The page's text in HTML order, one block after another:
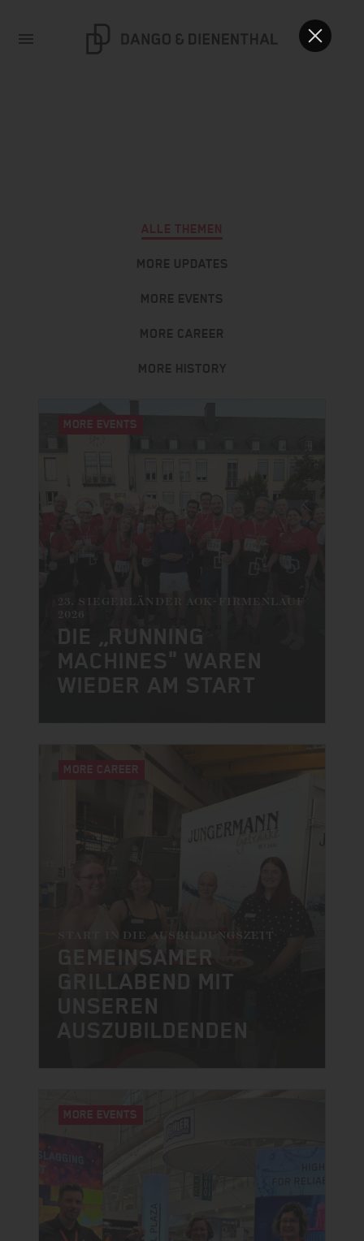
ALLE THEMEN
MORE UPDATES
MORE EVENTS
MORE CAREER
MORE HISTORY
MORE EVENTS
23. SIEGERLÄNDER AOK-FIRMENLAUF
2026
DIE „RUNNING
MACHINES" WAREN
WIEDER AM START
MORE CAREER
START IN DIE AUSBILDUNGSZEIT
GEMEINSAMER
GRILLABEND MIT
UNSEREN
AUSZUBILDENDEN
MORE EVENTS